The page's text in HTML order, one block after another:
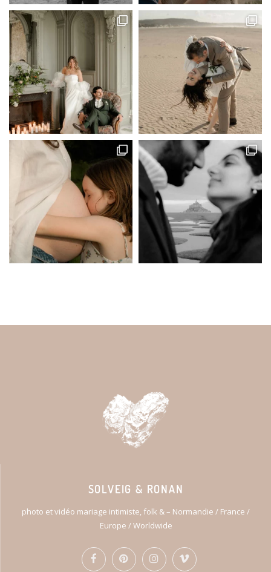
SOLVEIG & RONAN
photo et vidéo mariage intimiste, folk & – Normandie / France /
Europe / Worldwide